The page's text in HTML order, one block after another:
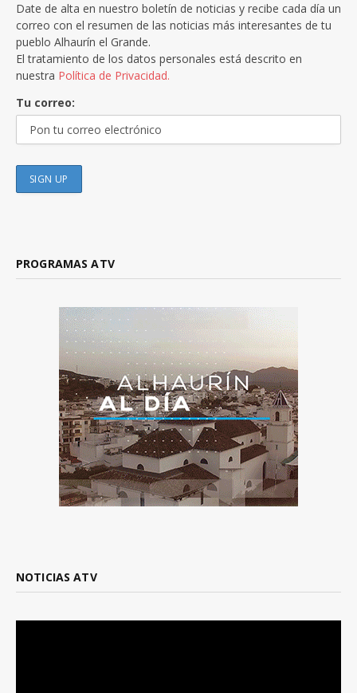
Date de alta en nuestro boletín de noticias y recibe cada día un
correo con el resumen de las noticias más interesantes de tu
pueblo Alhaurín el Grande.
El tratamiento de los datos personales está descrito en
nuestra Política de Privacidad.
Tu correo:
PROGRAMAS ATV
NOTICIAS ATV